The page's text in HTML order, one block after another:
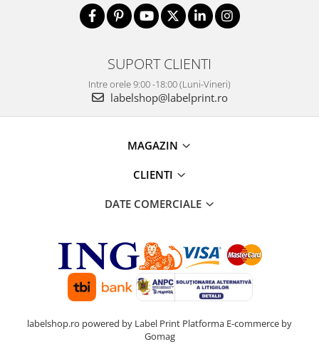
SUPORT CLIENTI
Intre orele 9:00 -18:00 (Luni-Vineri)
labelshop@labelprint.ro
MAGAZIN
CLIENTI
DATE COMERCIALE
labelshop.ro powered by Label Print Platforma E-commerce by
Gomag